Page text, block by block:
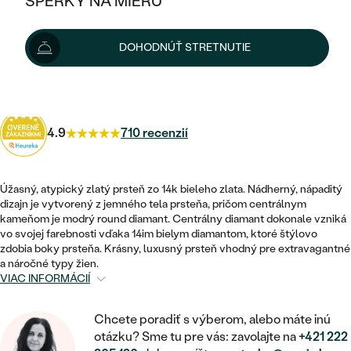
KOMBINOVANÉ ZLATO
PODĽA ŠTÝLU
BEZ KAMEŇA
VYKROJENÉ
VINTAGE
NETRADIČNÉ
TEPANÉ
POSTRANNÉ DRAHOKAMY
HALO
VINTAGE
OBRÚČOK
NETRADIČNÉ
ZOSTAVTE SI PRSTEŇ
ZAČAŤ S PRSTEŇOM
VÝPREDAJ
ŠPERKY ČO POMÁHAJÚ
PODĽA TYPU
NÁUŠNICE
PRSTENE
PRÍVESKY
NÁRAMKY
PÁNSKE ŠPERKY
PLATINOVÉ
NAPICHOVACIE
MINIMALISTICKÉ
VISIACE
SOLITÉR
V TVARE SRDCA
ZLATÉ
STRIEBORNÉ
PODĽA ŠTÝLU
SOLITÉR
NARODENIE DIEŤAŤA
PERSONALIZOVANÉ
MINIMALISTICKÉ
VÝPREDAJ
ZLATÉ
STRIEBORNÉ
PLATINOVÉ
PODĽA ŠTÝLU
ETERNITY
MINIMALISTICKÉ
DOHODNÚŤ STRETNUTIE
1 170 €s kódomSUN10 .
4.9 710 recenzií
Úžasný, atypický zlatý prsteň zo 14k bieleho zlata. Nádherný, nápaditý
dizajn je vytvorený z jemného tela prsteňa, pričom centrálnym
kameňom je modrý round diamant. Centrálny diamant dokonale vzniká
vo svojej farebnosti vďaka 14im bielym diamantom, ktoré štýlovo
zdobia boky prsteňa. Krásny, luxusný prsteň vhodný pre extravagantné
a náročné typy žien.
VIAC INFORMÁCIÍ
Chcete poradiť s výberom, alebo máte inú
otázku? Sme tu pre vás: zavolajte na+421 222